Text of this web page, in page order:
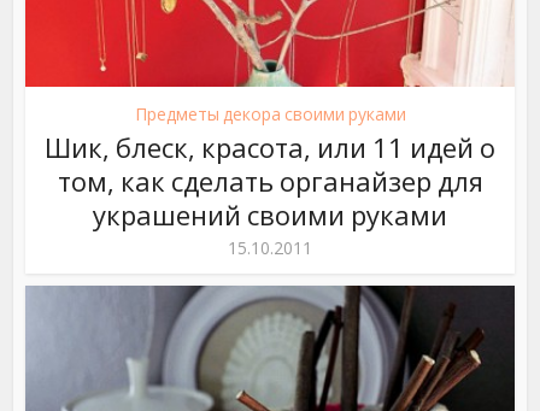
Предметы декора своими руками
Шик, блеск, красота, или 11 идей о
том, как сделать органайзер для
украшений своими руками
15.10.2011